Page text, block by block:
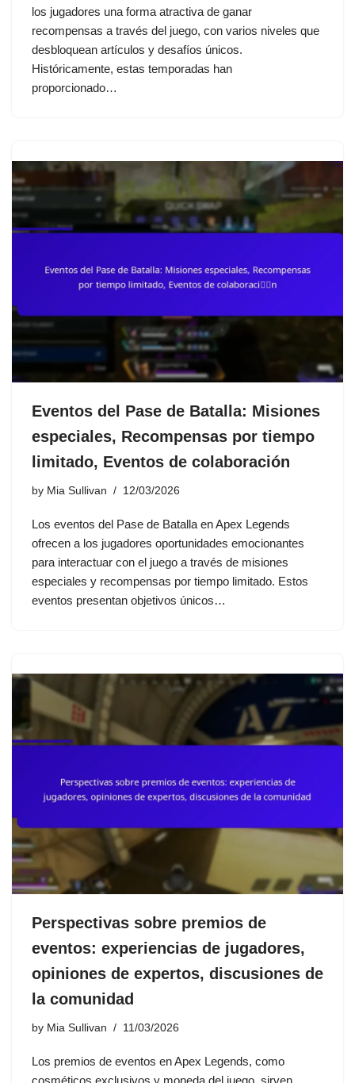
los jugadores una forma atractiva de ganar
recompensas a través del juego, con varios niveles que
desbloquean artículos y desafíos únicos.
Históricamente, estas temporadas han
proporcionado…
Eventos del Pase de Batalla: Misiones
especiales, Recompensas por tiempo
limitado, Eventos de colaboración
by Mia Sullivan 12/03/2026
Los eventos del Pase de Batalla en Apex Legends
ofrecen a los jugadores oportunidades emocionantes
para interactuar con el juego a través de misiones
especiales y recompensas por tiempo limitado. Estos
eventos presentan objetivos únicos…
Perspectivas sobre premios de
eventos: experiencias de jugadores,
opiniones de expertos, discusiones de
la comunidad
by Mia Sullivan 11/03/2026
Los premios de eventos en Apex Legends, como